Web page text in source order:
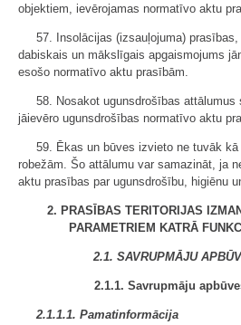
objektiem, ievērojamas normatīvo aktu
57. Insolācijas (izsauļojuma)
dabiskais un mākslīgais apgaismojums
esošo normatīvo aktu prasībām.
58. Nosakot ugunsdrošības attālumus
jāievēro ugunsdrošības normatīvo aktu
59. Ēkas un būves izvieto ne tuvāk
robežām. Šo attālumu var samazināt, ja
aktu prasības par ugunsdrošību, higiēnu
2. PRASĪBAS TERITORIJAS
PARAMETRIEM KATRĀ
2.1. SAVRUPMĀJU
2.1.1. Savrupmāju
2.1.1.1. Pamatinformācija